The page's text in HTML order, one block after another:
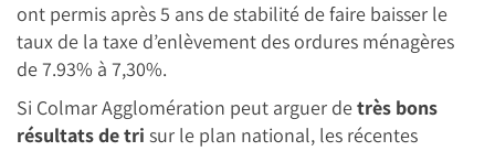
ont permis après 5 ans de stabilité de faire baisser le
taux de la taxe d’enlèvement des ordures ménagères
de 7.93% à 7,30%.
Si Colmar Agglomération peut arguer detrès bons
résultats de tri sur le plan national, les récentes